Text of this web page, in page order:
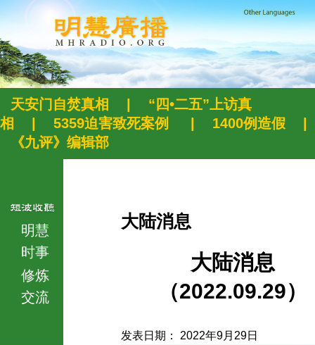
天安门自焚真相
“四•二五”上访真
相
5359迫害致死案例 1400例造假
《九评》编辑部
明慧
时事
修炼
交流
大陆消息
大陆消息
（2022.09.29）
发表日期： 2022年9月29日